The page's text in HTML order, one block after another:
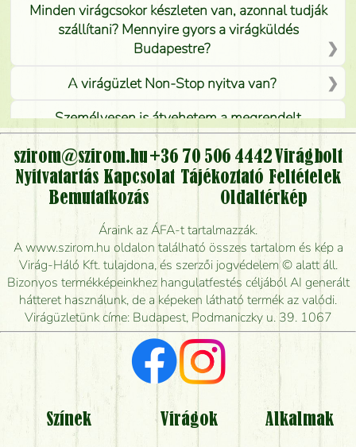
Minden virágcsokor készleten van, azonnal tudják
szállítani? Mennyire gyors a virágküldés
Budapestre?
A virágüzlet Non-Stop nyitva van?
Személyesen is átvehetem a megrendelt
virágcsokrot, vagy csak virágküldéssel, kiszállítással
kérhető?
Vidékre is lehet rendelni?
Meddig rendelhetek virágküldést úgy, hogy még ma
kiszállítsák?
Mennyire gyorsan tudják elkészíteni a csokrot, és
mikor tudják leghamarabb kiszállítani?
Vörös rózsát keresek, van önöknél?
Milyen visszajelzést kapok a virágküldésről?
Tényleg azt kapom, ami a képen van?
Mit kell tudni a virágcsokrok szállításáról?
szirom@szirom.hu +36 70 506 4442 Virágbolt
Nyitvatartás Kapcsolat Tájékoztató Feltételek
Bemutatkozás
Oldaltérkép
Áraink az ÁFA-t tartalmazzák.
A www.szirom.hu oldalon található összes tartalom és kép a
Virág-Háló Kft. tulajdona, és szerzői jogvédelem © alatt áll.
Bizonyos termékképeinkhez hangulatfestés céljából AI generált
hátteret használunk, de a képeken látható termék az valódi.
Virágüzletünk címe: Budapest, Podmaniczky u. 39. 1067
Színek Virágok Alkalmak